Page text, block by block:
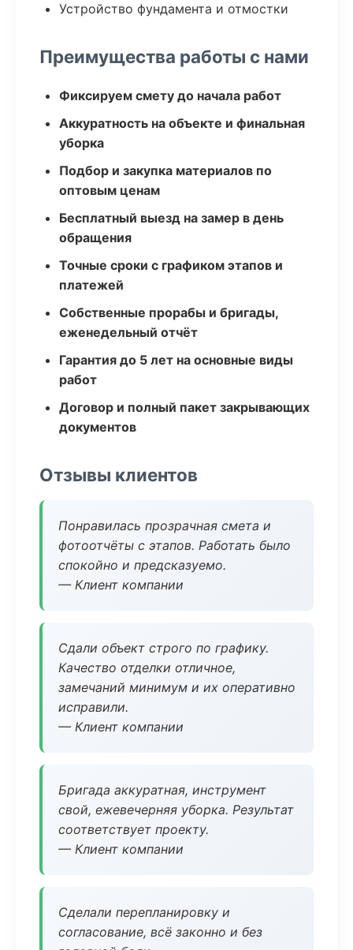
Устройство фундамента и отмостки
Преимущества работы с нами
Фиксируем смету до начала работ
Аккуратность на объекте и финальная
уборка
Подбор и закупка материалов по
оптовым ценам
Бесплатный выезд на замер в день
обращения
Точные сроки с графиком этапов и
платежей
Собственные прорабы и бригады,
еженедельный отчёт
Гарантия до 5 лет на основные виды
работ
Договор и полный пакет закрывающих
документов
Отзывы клиентов
Понравилась прозрачная смета и
фотоотчёты с этапов. Работать было
спокойно и предсказуемо.
— Клиент компании
Сдали объект строго по графику.
Качество отделки отличное,
замечаний минимум и их оперативно
исправили.
— Клиент компании
Бригада аккуратная, инструмент
свой, ежевечерняя уборка. Результат
соответствует проекту.
— Клиент компании
Сделали перепланировку и
согласование, всё законно и без